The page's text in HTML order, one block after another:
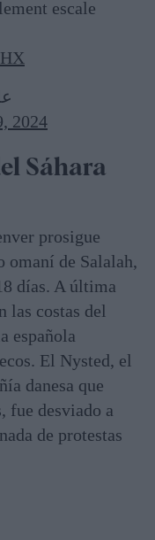
escale
2024
Sáhara
prosigue
omaní de Salalah,
días. A última
las costas del
española
El Nysted, el
danesa que
fue desviado a
de protestas